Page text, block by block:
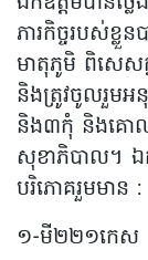
ភារកិច្ចរបស់ខ្លួ
មាតុភូមិ ពិសេសក្
និងត្រូវចូលរួមអនុ
និង៣កុំ និងគោ
សុខាភិបាល។ ឯ
បរិភោគរួមមាន :
១-មី២២១កេស